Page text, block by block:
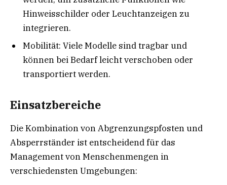
Hinweisschilder oder Leuchtanzeigen zu
integrieren.
Mobilität: Viele Modelle sind tragbar und
können bei Bedarf leicht verschoben oder
transportiert werden.
Einsatzbereiche
Die Kombination von Abgrenzungspfosten und
Absperrständer ist entscheidend für das
Management von Menschenmengen in
verschiedensten Umgebungen: